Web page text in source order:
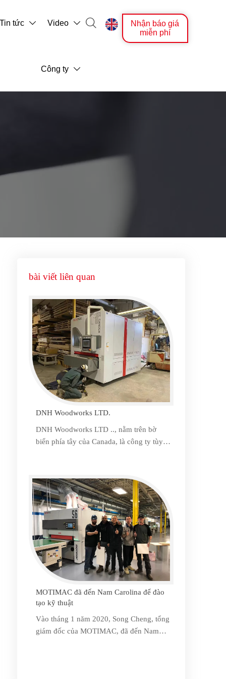
Tin tức  Video 
Công ty 
 
Nhận báo giá
miễn phí
bài viết liên quan
DNH Woodworks LTD.
DNH Woodworks LTD .., nằm trên bờ
biển phía tây của Canada, là công ty tùy
cấp. Đối với những gia đình phương Tây
chú trọng đến chất lượng, cuộc sống tại
gia là một trải nghiệm mang đậm tính lễ
nghĩa và nghệ thuật. Mỗi phần của phụ
kiện tủ là sự tồn tại của nghệ thuật cuộc
sống. D&H cam kết thể hiện sống động
nghệ thuật sống này
MOTIMAC đã đến Nam Carolina để đào
tạo kỹ thuật
Vào tháng 1 năm 2020, Song Cheng, tổng
giám đốc của MOTIMAC, đã đến Nam